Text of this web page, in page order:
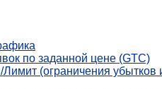
по заданной цене (GTC)
(ограничения убытков